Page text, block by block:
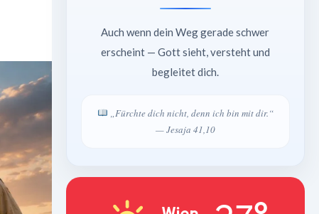
Auch wenn dein Weg gerade schwer
erscheint — Gott sieht, versteht und
begleitet dich.
„Fürchte dich nicht, denn ich bin mit dir.“
— Jesaja 41,10